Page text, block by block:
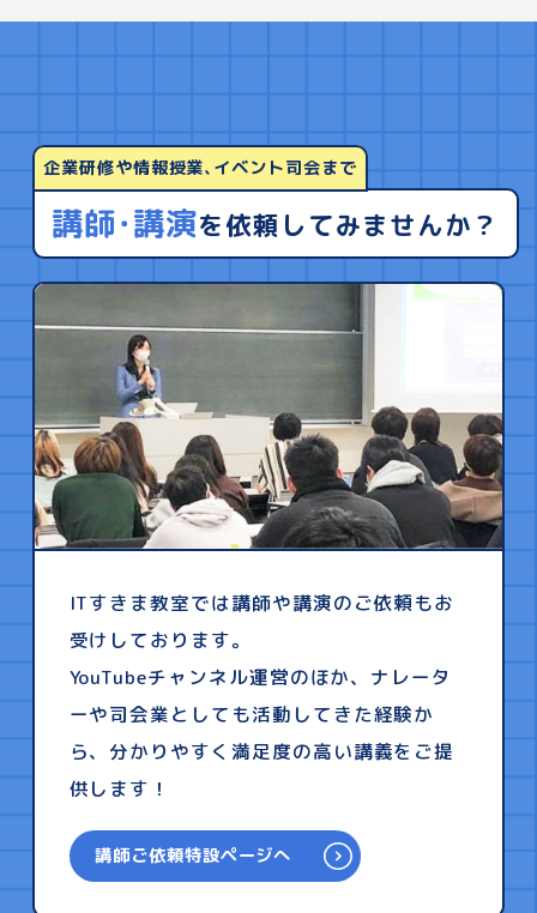
企業研修や情報授業､イベント司会まで
講師･講演を依頼してみませんか？
ITすきま教室では講師や講演のご依頼もお
受けしております。
YouTubeチャンネル運営のほか、ナレータ
ーや司会業としても活動してきた経験か
ら、分かりやすく満足度の高い講義をご提
供します！
講師ご依頼特設ページへ